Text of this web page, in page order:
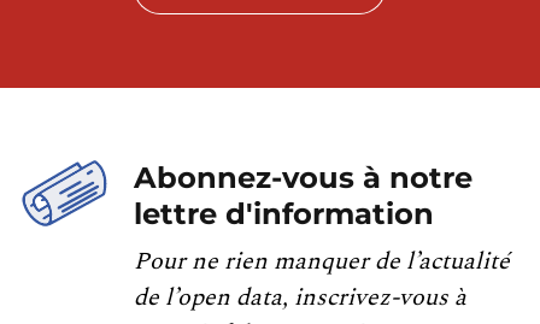
Abonnez-vous à notre
lettre d'information
Pour ne rien manquer de l’actualité
de l’open data, inscrivez-vous à